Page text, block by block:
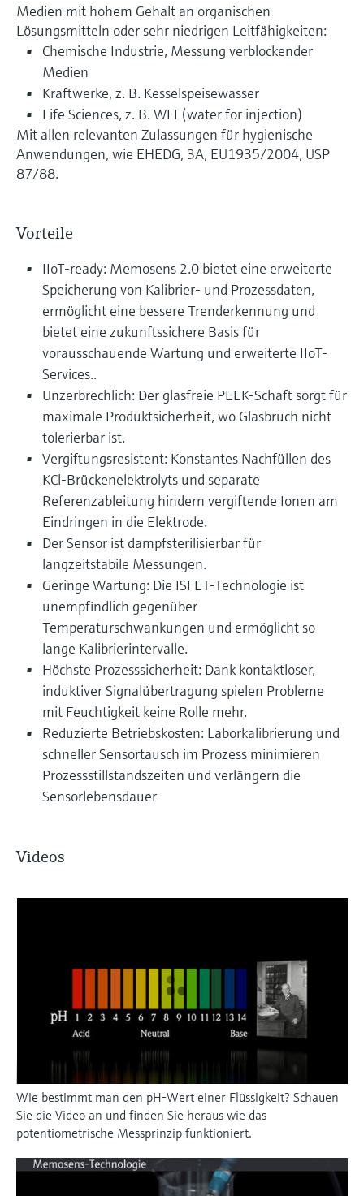
Medien mit hohem Gehalt an organischen
Lösungsmitteln oder sehr niedrigen Leitfähigkeiten:
Chemische Industrie, Messung verblockender
Medien
Kraftwerke, z. B. Kesselspeisewasser
Life Sciences, z. B. WFI (water for injection)
Mit allen relevanten Zulassungen für hygienische
Anwendungen, wie EHEDG, 3A, EU1935/2004, USP
87/88.
Vorteile
IIoT-ready: Memosens 2.0 bietet eine erweiterte
Speicherung von Kalibrier- und Prozessdaten,
ermöglicht eine bessere Trenderkennung und
bietet eine zukunftssichere Basis für
vorausschauende Wartung und erweiterte IIoT-
Services..
Unzerbrechlich: Der glasfreie PEEK-Schaft sorgt für
maximale Produktsicherheit, wo Glasbruch nicht
tolerierbar ist.
Vergiftungsresistent: Konstantes Nachfüllen des
KCl-Brückenelektrolyts und separate
Referenzableitung hindern vergiftende Ionen am
Eindringen in die Elektrode.
Der Sensor ist dampfsterilisierbar für
langzeitstabile Messungen.
Geringe Wartung: Die ISFET-Technologie ist
unempfindlich gegenüber
Temperaturschwankungen und ermöglicht so
lange Kalibrierintervalle.
Höchste Prozesssicherheit: Dank kontaktloser,
induktiver Signalübertragung spielen Probleme
mit Feuchtigkeit keine Rolle mehr.
Reduzierte Betriebskosten: Laborkalibrierung und
schneller Sensortausch im Prozess minimieren
Prozessstillstandszeiten und verlängern die
Sensorlebensdauer
Videos
Wie bestimmt man den pH-Wert einer Flüssigkeit? Schauen
Sie die Video an und finden Sie heraus wie das
potentiometrische Messprinzip funktioniert.